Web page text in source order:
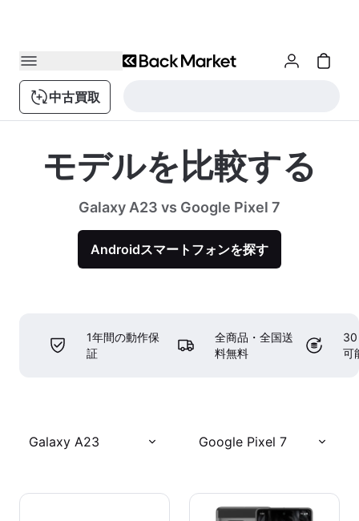
中古買取
モデルを比較する
Galaxy A23 vs Google Pixel 7
Androidスマートフォンを探す
1年間の動作保
証
全商品・全国送
料無料
30
可
Galaxy A23 Google Pixel 7